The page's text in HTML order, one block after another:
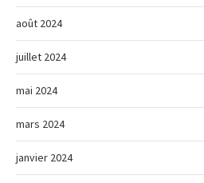
août 2024
juillet 2024
mai 2024
mars 2024
janvier 2024